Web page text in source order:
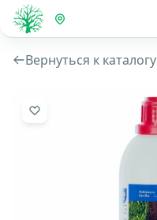
Вернуться к каталогу